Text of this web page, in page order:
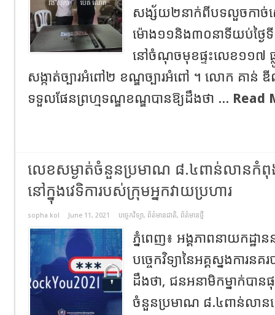
សង្ស័យ២នាក់ពីបទលួចកាច់
ម៉ោង១១និង៣០នាទីយប់ថ្ងៃទី
នៅចំណុចមុខផ្ទះលេខ១១៧
សង្កាត់ច្បារអំពៅ២ ខណ្ឌច្បារអំពៅ ។ លោក គាន់
ទទួលផែនព្រហ្មទណ្ឌខណ្ឌបានឱ្យដឹងថា ... Read
លេខសម្ងាត់ចំនួនប្រមាណ ៨.៤ពាន់លានកំពុ
នៅក្នុងវេទិការបស់ក្រុមអ្នកវាយប្រហារ
sopha kol June 11, 2021 បច្ចេកវិទ្យា, ព័ត៌មានជាតិ, ព័ត៌មានថ្មី
ភ្នំពេញ៖ អង្គភាពនាយកដ្ឋា
បច្ចេកវិទ្យានៃអគ្គស្នងការន
ដឹងថា, ជនអនាមិកម្នាក់បា
ចំនួនប្រមាណ ៨.៤ពាន់លាន